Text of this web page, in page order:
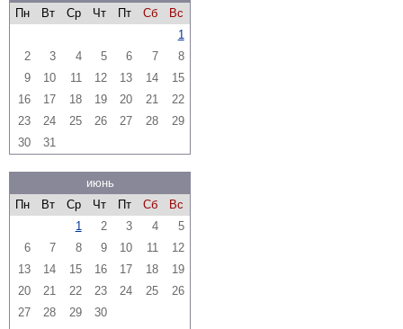
Пн
Вт Ср Чт Пт Сб
Вс
1
2
3 4 5 6 7
8
9
10 11 12 13 14
15
16
17 18 19 20 21
22
23
24 25 26 27 28
29
30
31
июнь
Пн
Вт Ср Чт Пт Сб
Вс
1
2 3 4
5
6
7 8 9 10 11
12
13
14 15 16 17 18
19
20
21 22 23 24 25
26
27
28 29 30